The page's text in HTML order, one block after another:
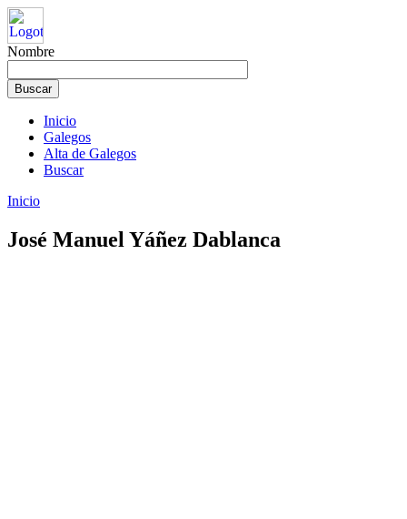
Nombre
Inicio
Galegos
Alta de Galegos
Buscar
Inicio
José Manuel Yáñez Dablanca